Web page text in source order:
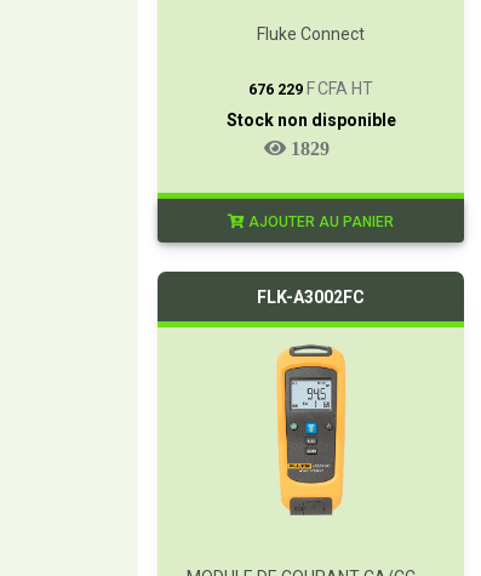
Fluke Connect
676 229 F CFA HT
Stock non disponible
1829
AJOUTER AU PANIER
FLK-A3002FC